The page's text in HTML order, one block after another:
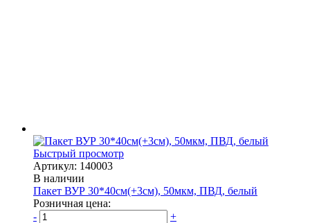
Быстрый просмотр
Артикул: 140003
В наличии
Пакет ВУР 30*40см(+3см), 50мкм, ПВД, белый
Розничная цена:
-
+